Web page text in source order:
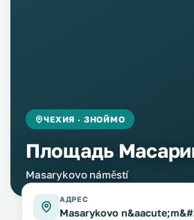
ЧЕХИЯ · ЗНОЙМО
Площадь
Masarykovo náměstí
АДРЕС
Masarykovo